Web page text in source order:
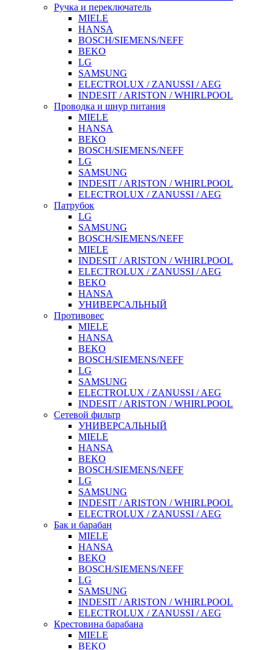
Ручка и переключатель
MIELE
HANSA
BOSCH/SIEMENS/NEFF
BEKO
LG
SAMSUNG
ELECTROLUX / ZANUSSI / AEG
INDESIT / ARISTON / WHIRLPOOL
Проводка и шнур питания
MIELE
HANSA
BEKO
BOSCH/SIEMENS/NEFF
LG
SAMSUNG
INDESIT / ARISTON / WHIRLPOOL
ELECTROLUX / ZANUSSI / AEG
Патрубок
LG
SAMSUNG
BOSCH/SIEMENS/NEFF
MIELE
INDESIT / ARISTON / WHIRLPOOL
ELECTROLUX / ZANUSSI / AEG
BEKO
HANSA
УНИВЕРСАЛЬНЫЙ
Противовес
MIELE
HANSA
BEKO
BOSCH/SIEMENS/NEFF
LG
SAMSUNG
ELECTROLUX / ZANUSSI / AEG
INDESIT / ARISTON / WHIRLPOOL
Сетевой фильтр
УНИВЕРСАЛЬНЫЙ
MIELE
HANSA
BEKO
BOSCH/SIEMENS/NEFF
LG
SAMSUNG
INDESIT / ARISTON / WHIRLPOOL
ELECTROLUX / ZANUSSI / AEG
Бак и барабан
MIELE
HANSA
BEKO
BOSCH/SIEMENS/NEFF
LG
SAMSUNG
INDESIT / ARISTON / WHIRLPOOL
ELECTROLUX / ZANUSSI / AEG
Крестовина барабана
MIELE
BEKO